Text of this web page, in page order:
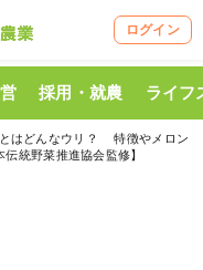
ログイン
採用・就農 ライフ
はどんなウリ？ 特徴やメロン
統野菜推進協会監修】